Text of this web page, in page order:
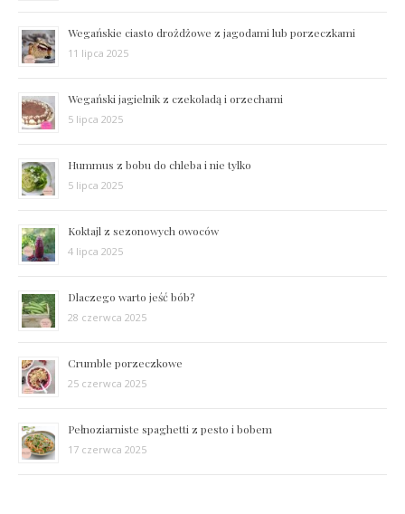
Wegańskie ciasto drożdżowe z jagodami lub porzeczkami
11 lipca 2025
Wegański jagielnik z czekoladą i orzechami
5 lipca 2025
Hummus z bobu do chleba i nie tylko
5 lipca 2025
Koktajl z sezonowych owoców
4 lipca 2025
Dlaczego warto jeść bób?
28 czerwca 2025
Crumble porzeczkowe
25 czerwca 2025
Pełnoziarniste spaghetti z pesto i bobem
17 czerwca 2025